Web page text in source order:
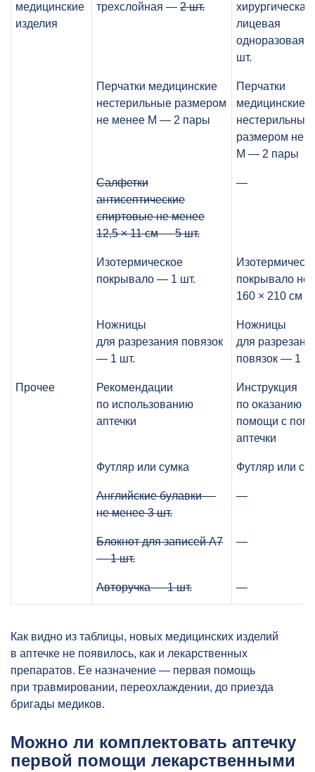
медицинские
изделия
трехслойная — 2 шт.
хирургическая/
лицевая
одноразовая
шт.
Перчатки медицинские
нестерильные размером
не менее М — 2 пары
Перчатки
медицинские
нестерильные
размером не
М — 2 пары
Салфетки
антисептические
спиртовые не менее
12,5 × 11 см — 5 шт.
—
Изотермическое
покрывало — 1 шт.
покрывало не
160 × 210 см
Ножницы
для разрезания повязок
— 1 шт.
Ножницы
для
повязок — 1
Прочее
Рекомендации
по использованию
аптечки
Инструкция
по оказанию
помощи с
аптечки
Футляр или сумка Футляр или
Английские булавки —
не менее 3 шт.
—
Блокнот для записей А7
— 1 шт.
—
Авторучка — 1 шт. —
Как видно из таблицы, новых медицинских изделий
в аптечке не появилось, как и лекарственных
препаратов. Ее назначение — первая помощь
при травмировании, переохлаждении, до приезда
бригады медиков.
Можно ли комплектовать аптечку
первой помощи лекарственными